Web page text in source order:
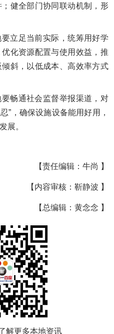
健全部门协同联动机制，形
要立足当前实际，统筹用好学
化资源配置与使用效益，推
斜，以低成本、高效率方式
要畅通社会监督举报渠道，对
”，确保设施设备能用好用，
展。
【责任编辑：牛尚 】
【内容审核：靳静波 】
【总编辑：黄念念 】
解更多本地资讯